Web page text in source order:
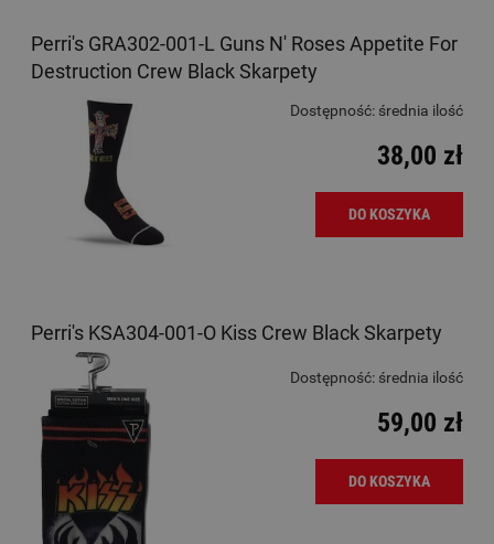
Perri's GRA302-001-L Guns N' Roses Appetite For
Destruction Crew Black Skarpety
Dostępność: średnia ilość
38,00 zł
DO KOSZYKA
Perri's KSA304-001-O Kiss Crew Black Skarpety
Dostępność: średnia ilość
59,00 zł
DO KOSZYKA